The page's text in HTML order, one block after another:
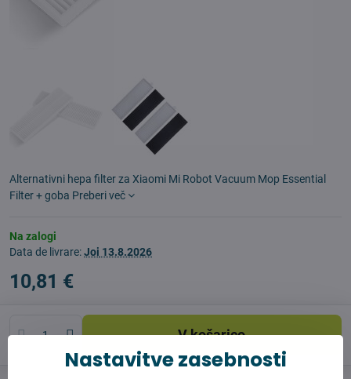
Alternativni hepa filter za Xiaomi Mi Robot Vacuum Mop Essential
Filter + goba Preberi več
Na zalogi
Data de livrare:Joi 13.8.2026
10,81 €
V košarico
Nastavitve zasebnosti